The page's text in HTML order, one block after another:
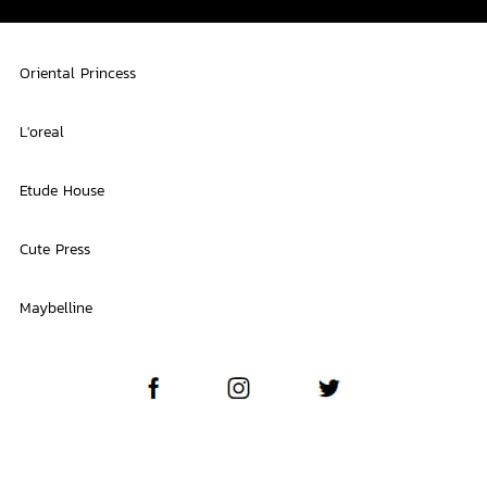
Oriental Princess
L'oreal
Etude House
Cute Press
Maybelline